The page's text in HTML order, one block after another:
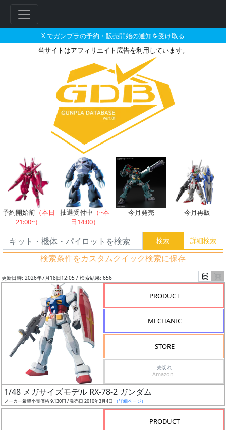
X でガンプラの予約・販売開始の通知を受け取る
当サイトはアフィリエイト広告を利用しています。
1/48 メガサイズモデル RX-78-2
予約開始前（本日
21:00~）
抽選受付中 （~本
日14:00）
今月発売 今月再販
検索条件をカスタムクイック検索に保存
フ
リ
更新日時: 2026年7月18日12:05 / 検索結果: 656
PRODUCT
MECHANIC
STORE
売切れ
Amazon -
1/48 メガサイズモデル RX-78-2 ガンダム
メーカー希望小売価格 9,130円 / 発売日 2010年3月4日 （詳細ページ）
PRODUCT